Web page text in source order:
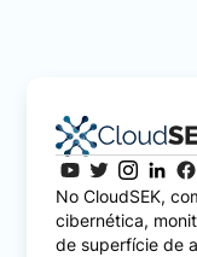
No CloudSEK,
cibernética,
de superfície de